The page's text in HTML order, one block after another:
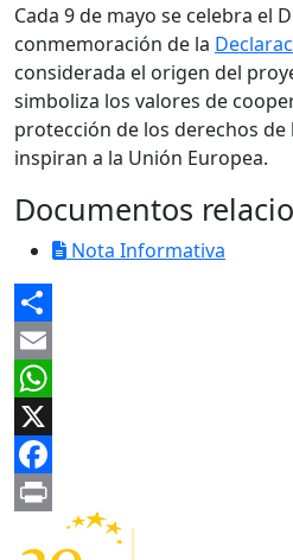
Cada 9 de mayo se celebra el
conmemoración de la
considerada el origen del
simboliza los valores de
protección de los derechos de
inspiran a la Unión Europea.
Documentos
Nota Informativa
Share
Email
WhatsApp
X
Facebook